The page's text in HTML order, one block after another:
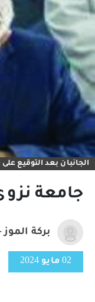
الجانبان بعد التوقيع
جامعة
بركة
02 مايو 2024